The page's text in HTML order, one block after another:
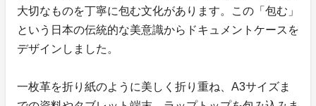
大切なものを丁寧に包む文化があります。この「包む」
という日本の伝統的な美意識からドキュメントケースを
デザインしました。
一枚革を折り紙のように美しく折り重ね、A3サイズま